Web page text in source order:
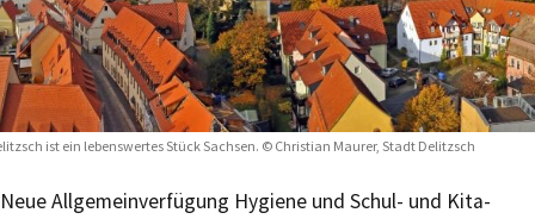
ist ein lebenswertes Stück Sachsen. © Christian Maurer, Stadt Delitzsch
Neue Allgemeinverfügung Hygiene und Schul- und Kita-